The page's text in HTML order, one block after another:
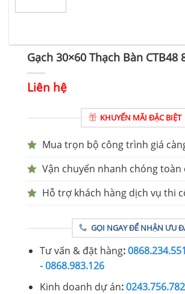
Gạch 30×60 Thạch Bàn CTB48
Liên hệ
KHUYẾN MÃI ĐẶC BIỆT
Mua trọn bộ công trình giá
Vận chuyển nhanh chóng toàn
Hỗ trợ khách hàng dịch vụ thi
GỌI NGAY ĐỂ NHẬN ƯU
Tư vấn & đặt hàng:0868.234.551
- 0868.983.126
Kinh doanh dự án: